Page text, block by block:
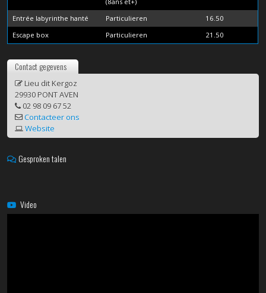
Entrée labyrinthe hanté
Particulieren
16.50
Escape box
Particulieren 21.50
Contact gegevens
Lieu dit Kergoz
29930 PONT AVEN
02 98 09 67 52
Contacteer ons
Website
Gesproken talen
Video